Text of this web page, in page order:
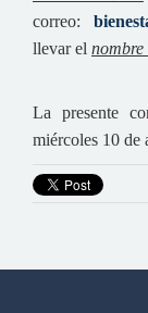
correo:
llevar el nombre
La presente
miércoles 10 de